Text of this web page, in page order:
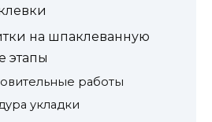
на шпаклеванную
этапы
работы
укладки